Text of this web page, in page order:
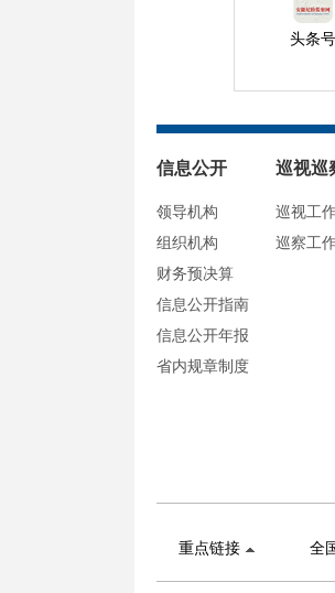
头条号
信息公开
领导机构
组织机构
财务预决算
信息公开指南
信息公开年报
省内规章制度
巡视巡
巡视工
巡察工
重点链接 全